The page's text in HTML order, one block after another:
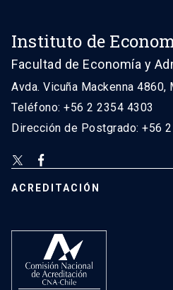
Instituto de
Facultad de Economía y
Avda. Vicuña Mackenna 4860,
Teléfono: +56 2 2354 4303
Dirección de Postgrado: +56
ACREDITACIÓN